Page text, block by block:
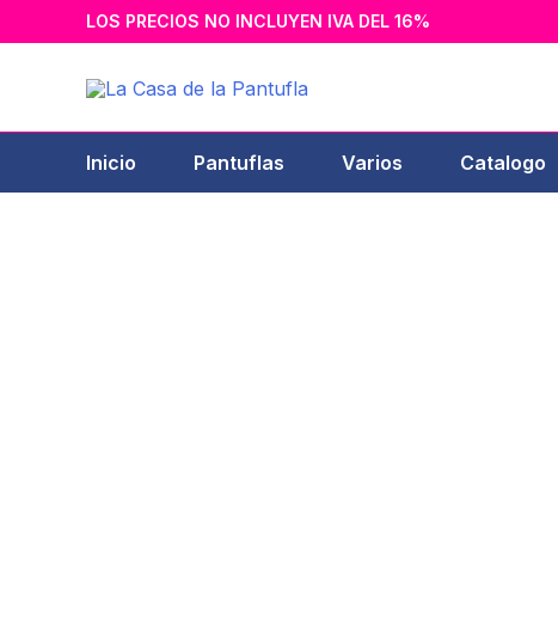
al
contenido
LOS PRECIOS NO INCLUYEN IVA DEL 16%
Inicio Pantuflas Varios Catalogo